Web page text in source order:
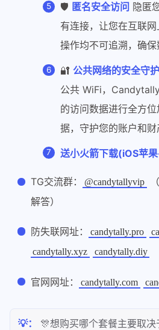
🛡️ 匿名安全访问 隐匿
有连接，让您在互联
操作均不可追溯，确保
🔐 公共网络的安全守护
公共 WiFi，
的访问数据进行全方
据，守护您的账户和财
送小火箭下载(iOS苹
TG交流群： @candytallyvip
解答）
防失联网址： candytally.pro
candytally.xyz
candytally.diy
官网网址： candytally.com
💡：
🎊想购买哪个套餐主要取